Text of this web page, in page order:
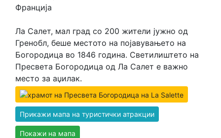
Франција
Ла Салет, мал град со 200 жители јужно од
Гренобл, беше местото на појавувањето на
Богородица во 1846 година. Светилиштето на
Пресвета Богородица од Ла Салет е важно
место за аџилак.
Прикажи мапа на туристички атракции
Покажи на мапа